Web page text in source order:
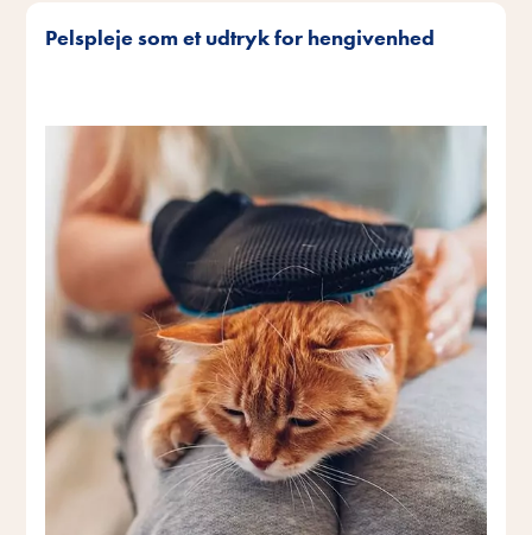
Pelspleje som et udtryk for hengivenhed